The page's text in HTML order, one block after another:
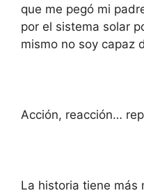
que me pegó mi
por el sistema solar
mismo no soy capaz
Acción, reacción…
La historia tiene más